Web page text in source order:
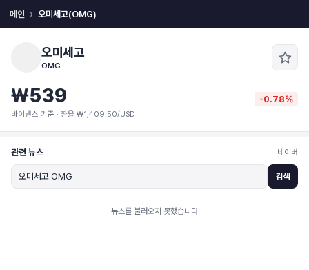
메인 오미세고(OMG)
오미세고
OMG
₩539 -0.78%
바이낸스 기준 · 환율 ₩1,409.50/USD
관련 뉴스 네이버
검색
뉴스를 불러오지 못했습니다